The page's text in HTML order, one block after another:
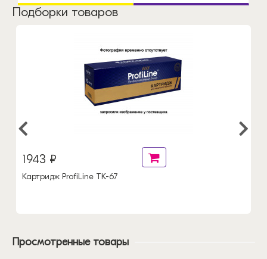
Подборки товаров
1943 ₽
Картридж ProfiLine TK-67
Просмотренные товары